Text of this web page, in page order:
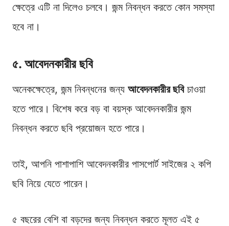
ক্ষেত্রে এটি না দিলেও চলবে। জন্ম নিবন্ধন করতে কোন সমস্যা
হবে না।
৫. আবেদনকারীর ছবি
অনেকক্ষেত্রে, জন্ম নিবন্ধনের জন্য আবেদনকারীর ছবিচাওয়া
হতে পারে। বিশেষ করে বড় বা বয়স্ক আবেদনকারীর জন্ম
নিবন্ধন করতে ছবি প্রয়োজন হতে পারে।
তাই, আপনি পাশাপাশি আবেদনকারীর পাসপোর্ট সাইজের ২ কপি
ছবি নিয়ে যেতে পারেন।
৫ বছরের বেশি বা বড়দের জন্য নিবন্ধন করতে মূলত এই ৫